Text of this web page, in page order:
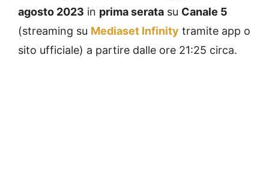
agosto 2023 in prima serata su Canale 5
(streaming su Mediaset Infinity tramite app o
sito ufficiale) a partire dalle ore 21:25 circa.